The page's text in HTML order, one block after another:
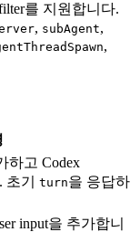
를 지원합니다.
, subAgent,
,
하고 Codex
초기 turn을 응답하
input을 추가합니